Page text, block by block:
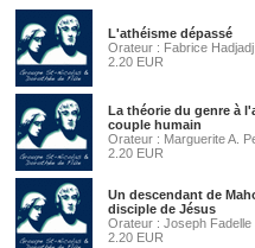
L'athéisme dépassé
Orateur : Fabrice Hadjadj
2.20 EUR
La théorie du genre à
couple humain
Orateur : Marguerite A.
2.20 EUR
Un descendant de
disciple de Jésus
Orateur : Joseph Fadelle
2.20 EUR